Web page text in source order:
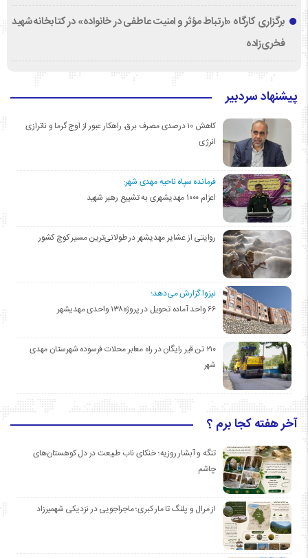
برگزاری کارگاه «ارتباط مؤثر و امنیت عاطفی در خانواده» در کتابخانه شهید
فخری‌زاده
پیشنهاد سردبیر
کاهش ۱۰ درصدی مصرف برق، راهکار عبور از اوج گرما و ناترازی
انرژی
فرمانده سپاه ناحیه مهدی شهر:
اعزام ۱۰۰۰ مهدیشهری به تشییع رهبر شهید
روایتی از عشایر مهدیشهر در طولانی‌ترین مسیر کوچ کشور
نیزوا گزارش می‌دهد؛
۶۶ واحد آماده تحویل در پروژه۱۳۸ واحدی مهدیشهر
۲۱۰ تن قیر رایگان در راه معابر محلات فرسوده شهرستان مهدی
شهر
آخر هفته کجا برم ؟
تنگه و آبشار روزیه؛ خنکای ناب طبیعت در دل کوهستان‌های
چاشم
از مرال و پلنگ تا مار کبری؛ ماجراجویی در نزدیکی شهمیرزاد